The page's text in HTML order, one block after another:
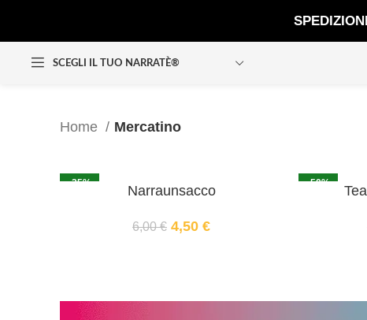
SCEGLI IL TUO NARRATÈ®
Home Mercatino
-25% Narraunsacco
6,00€ 4,50 €
-50%